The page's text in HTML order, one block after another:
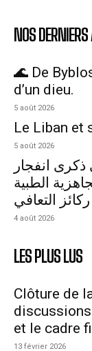
NOS
🌊 De
d’un dieu.
5 août 2026
Le Liban et
5 août 2026
ذكرى انفجار
الطبية
ركائز التعافي
4 août 2026
LES PLUS LUS
Clôture de
et le cadre
13 février 2026